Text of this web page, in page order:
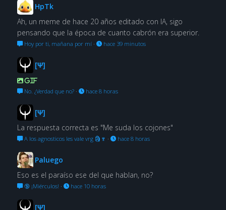
HpTk
Ah, un meme de hace 20 años editado con IA, sigo
pensando que la época de cuanto cabrón era superior.
Hoy por ti, mañana por mí· hace 39 minutos
[Ψ]
GIF
No. ¿Verdad que no?· hace 8 horas
[Ψ]
La respuesta correcta es "Me suda los cojones"
A los agnosticos les vale vrg 🗿🍷 · hace 8 horas
Paluego
Eso es el paraíso ese del que hablan, no?
🔞 ¡Miérculos! · hace 10 horas
[Ψ]